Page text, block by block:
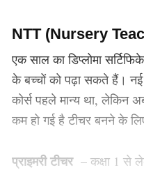
NTT (Nursery
एक साल का डिप्लोमा
के बच्चों को पढ़ा सकते हैं। नई
कोर्स पहले मान्य था, लेकिन
कम हो गई है टीचर बनने के
प्राइमरी टीचर– कक्षा 1 से